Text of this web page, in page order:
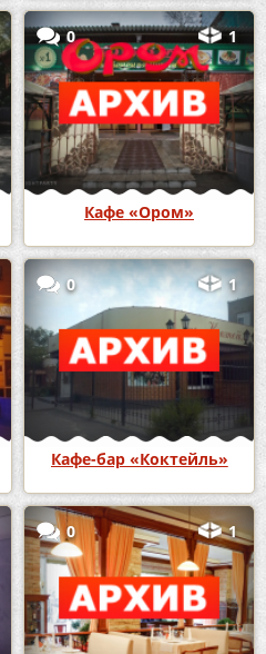
0 1
Кафе «Ором»
0 1
Кафе-бар «Коктейль»
0 1